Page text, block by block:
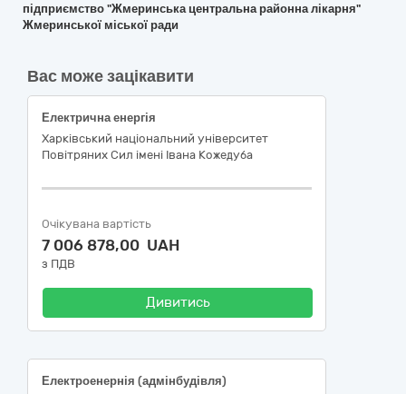
підприємство "Жмеринська центральна районна лікарня"
Жмеринської міської ради
Вас може зацікавити
Електрична енергія
Харківський національний університет
Повітряних Сил імені Івана Кожедуба
Очікувана вартість
7 006 878,00 UAH
з ПДВ
Дивитись
Електроенернія (адмінбудівля)